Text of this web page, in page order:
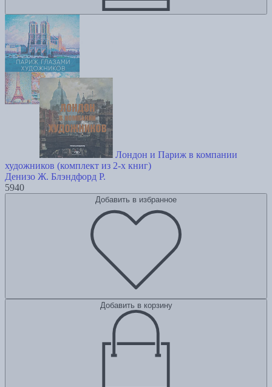
Лондон и Париж в компании
художников (комплект из 2-х книг)
Денизо Ж. Блэндфорд Р.
5940
Добавить в избранное
Добавить в корзину